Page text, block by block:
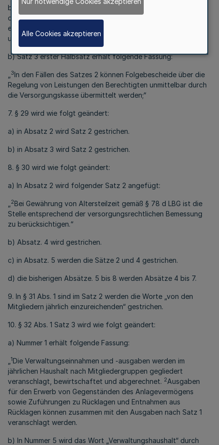
beauftragt wird, bleibt die Zuständigkeit des Mitgliedes für
die Ausfertigung und Zustellung der Bescheide über die
erstmalige Festsetzung von Versorgungsleistungen
unberührt.“
b) Satz 3 erster Halbsatz erhält folgende Fassung:
3In den Fällen des Satzes 2 können Folgebescheide über die
Regelung von Leistungen den Berechtigten unmittelbar durch
die Versorgungskasse übermittelt werden;“
7. § 29 wird wie folgt geändert:
a) in Absatz 2 wird Satz 2 gestrichen.
b) in Absatz 3 wird Satz 2 gestrichen.
8. § 30 wird wie folgt geändert:
a) In Absatz 2 wird folgender Satz 2 angefügt:
2Bei Gewährung von Altersteilzeit gemäß § 78 d LBG ist die
Stelle entsprechend der versorgungsrechtlichen Bemessung
zu berücksichtigen.“
b) Absatz. 4 wird gestrichen.
c) in Absatz. 5 werden die Sätze 2 und 4 gestrichen.
d) die bisherigen Absätze. 5 bis 8 werden Absätze 4 bis 7.
9. In § 31 Abs. 1 sind im Satz 2 werden die Worte „von den
Mitgliedern jährlich einzureichenden“ gestrichen.
10. § 32 Abs. 1 Satz 3 wird wie folgt geändert:
a) Nummer 1 erhält folgende Fassung:
1Die Verwaltungseinnahmen und -ausgaben werden im
jährlichen Haushalt nach Mitgliedergruppen gegliedert
veranschlagt, bewirtschaftet und abgerechnet. 2Ausgaben
für den Erwerb von Gegenständen des Anlagevermögens
sowie Zuführungen zu Rücklagen und Entnahmen aus
Rücklagen können zusammen mit den Ausgaben nach Satz 1
veranschlagt werden.
b) In Nummer 5 wird das Wort „Verwaltungshaushalt“ durch
Alle Cookies akzeptieren